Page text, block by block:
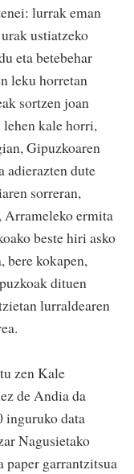
lurrak eman
ustiatzeko
eta betebehar
leku horretan
sortzen joan
kale horri,
Gipuzkoaren
adierazten dute
sorreran,
Arrameleko ermita
beste hiri asko
bere kokapen,
dituen
lurraldearen
zen Kale
de Andia da
inguruko data
Nagusietako
paper garrantzitsua